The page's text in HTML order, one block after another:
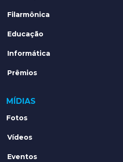
Filarmônica
Educação
Informática
Prêmios
MÍDIAS
Fotos
Vídeos
Eventos